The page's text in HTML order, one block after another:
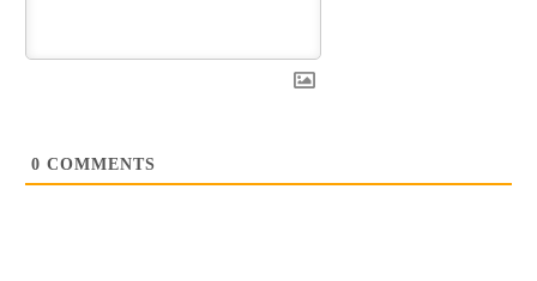
0 COMMENTS